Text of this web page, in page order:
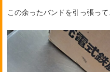
この余ったバンドを引っ張って